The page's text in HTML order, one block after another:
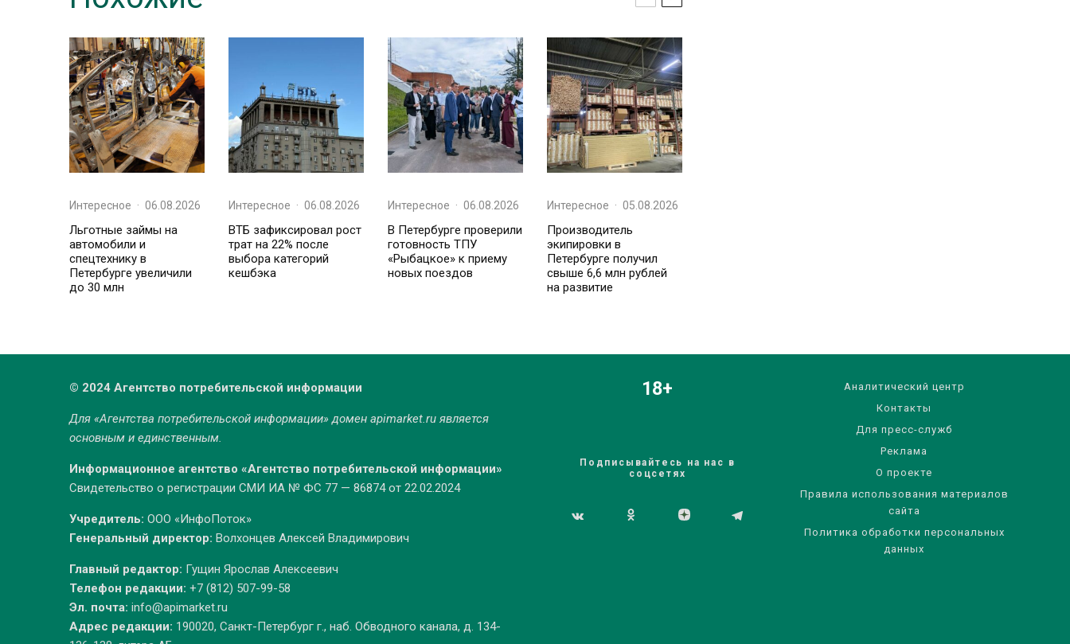
Интересное · 06.08.2026
Льготные займы на
автомобили и
спецтехнику в
Петербурге увеличили
до 30 млн
Интересное · 06.08.2026
ВТБ зафиксировал рост
трат на 22% после
выбора категорий
кешбэка
Интересное · 06.08.2026
В Петербурге проверили
готовность ТПУ
«Рыбацкое» к приему
новых поездов
Интересное · 05.08.2026
Производитель
экипировки в
Петербурге получил
свыше 6,6 млн рублей
на развитие
© 2024 Агентство потребительской информации
Для «Агентства потребительской информации» домен apimarket.ruявляется
основным и единственным.
Информационное агентство «Агентство потребительской информации»
Свидетельство о регистрации СМИ ИА № ФС 77 — 86874 от 22.02.2024
Учредитель: ООО «ИнфоПоток»
Генеральный директор: Волхонцев Алексей Владимирович
Главный редактор: Гущин Ярослав Алексеевич
Телефон редакции: +7 (812) 507-99-58
Эл. почта: info@apimarket.ru
Адрес редакции: 190020, Санкт-Петербург г., наб. Обводного канала, д. 134-
18+
Подписывайтесь на нас в
соцсетях
Аналитический центр
Контакты
Для пресс-служб
Реклама
О проекте
Правила использования материалов
сайта
Политика обработки персональных
данных